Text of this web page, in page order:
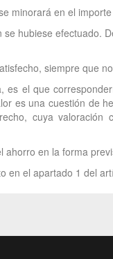
minorará en el
hubiese efectuado.
siempre que
el que
es una cuestión de
cuya
en la forma
en el apartado 1 del